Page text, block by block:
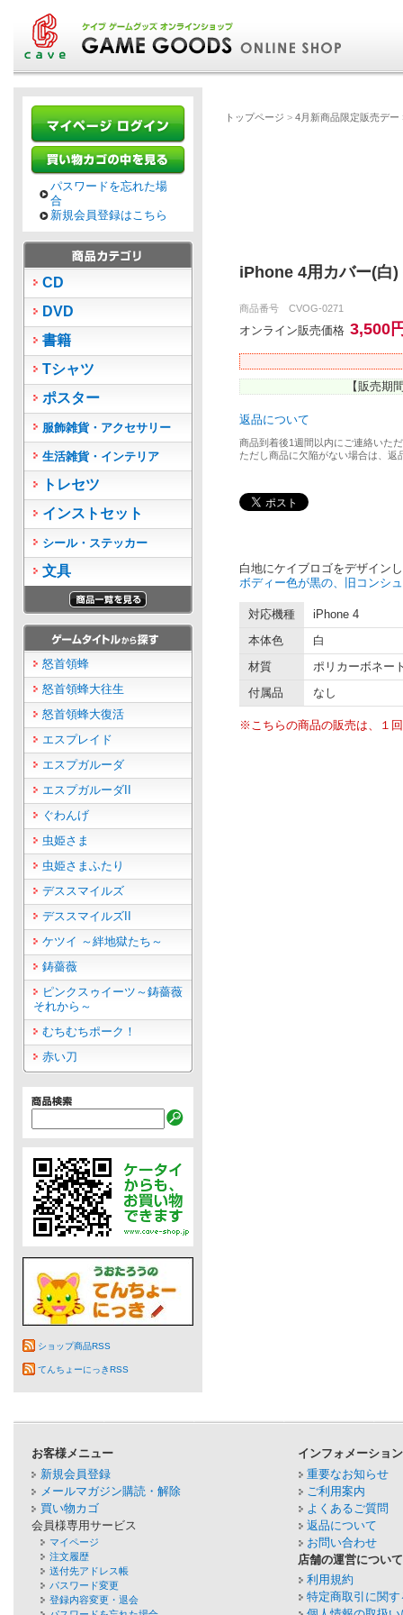
パスワードを忘れた場
合
新規会員登録はこちら
CD
DVD
書籍
Tシャツ
ポスター
服飾雑貨・アクセサリー
生活雑貨・インテリア
トレセツ
インストセット
シール・ステッカー
文具
怒首領蜂
怒首領蜂大往生
怒首領蜂大復活
エスプレイド
エスプガルーダ
エスプガルーダII
ぐわんげ
虫姫さま
虫姫さまふたり
デススマイルズ
デススマイルズII
ケツイ ～絆地獄たち～
鋳薔薇
ピンクスゥイーツ～鋳薔薇
それから～
むちむちポーク！
赤い刀
ショップ商品RSS
てんちょーにっきRSS
トップページ > 4月新商品限定販売デー
iPhone 4用カバー(白)
商品番号 CVOG-0271
オンライン販売価格 3,500
【販売期
返品について
商品到着後1週間以内にご連絡いた
ただし商品に欠陥がない場合は、
白地にケイブロゴをデザイン
ボディー色が黒の、旧コンシ
対応機種
iPhone 4
本体色
白
材質
ポリカーボネー
付属品
なし
※こちらの商品の販売は、１
お客様メニュー
新規会員登録
メールマガジン購読・解除
買い物カゴ
会員様専用サービス
マイページ
注文履歴
送付先アドレス帳
パスワード変更
登録内容変更・退会
インフォメーション
重要なお知らせ
ご利用案内
よくあるご質問
返品について
お問い合わせ
店舗の運営について
利用規約
特定商取引に関